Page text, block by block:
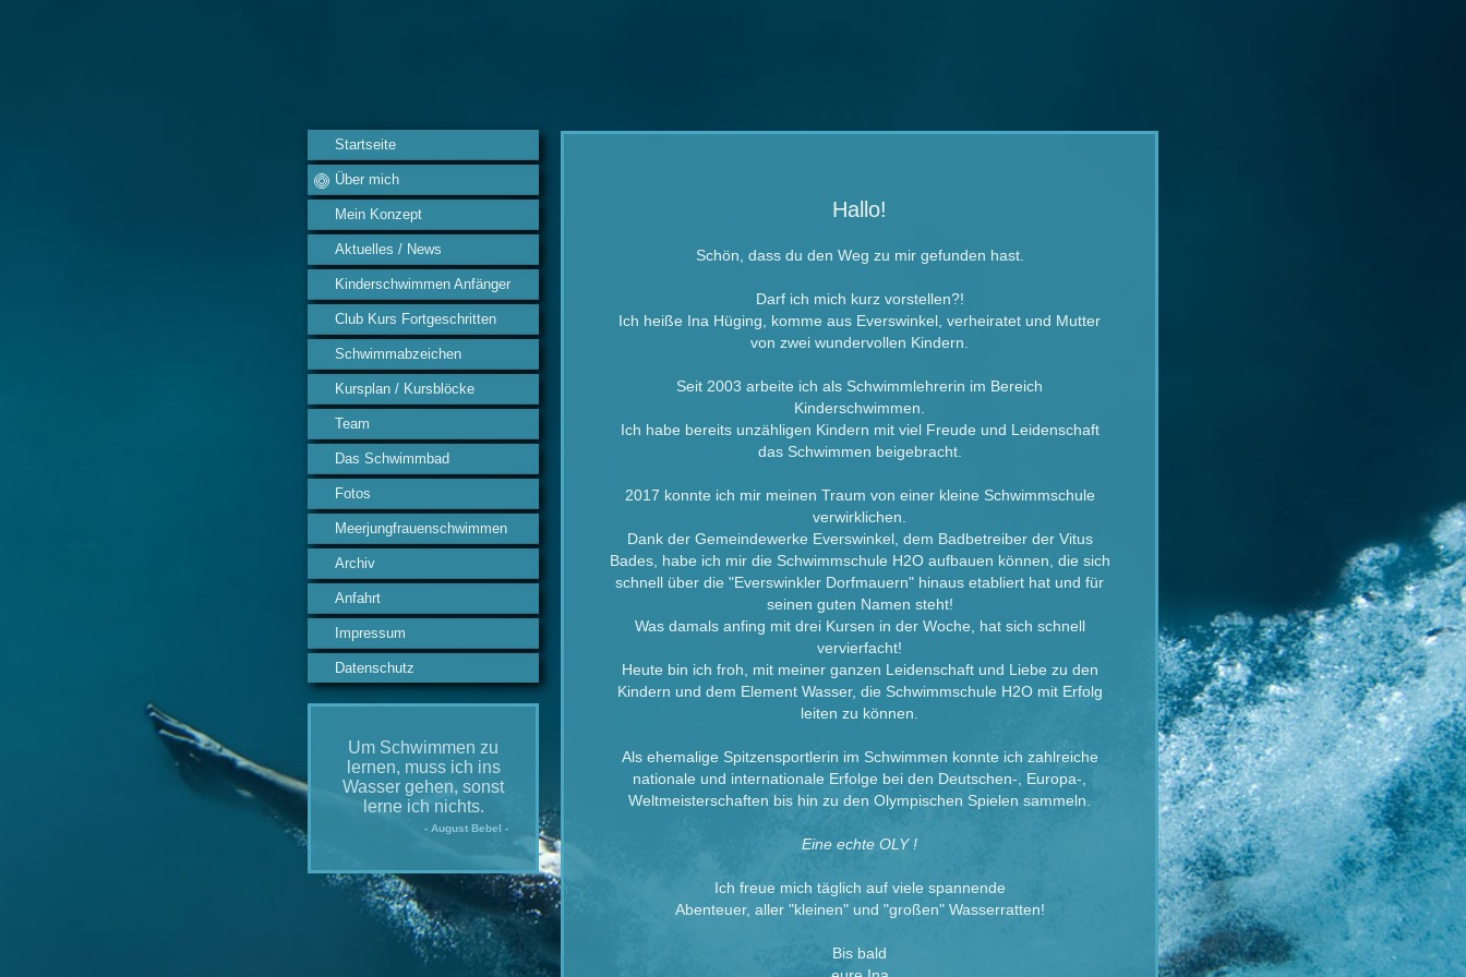
Startseite
Über mich
Mein Konzept
Aktuelles / News
Kinderschwimmen Anfänger
Club Kurs Fortgeschritten
Schwimmabzeichen
Kursplan / Kursblöcke
Team
Das Schwimmbad
Fotos
Meerjungfrauenschwimmen
Archiv
Anfahrt
Impressum
Datenschutz
Um Schwimmen zu
lernen, muss ich ins
Wasser gehen, sonst
lerne ich nichts.
- August Bebel -
Hallo!
Schön, dass du den Weg zu mir gefunden hast.
Darf ich mich kurz vorstellen?!
Ich heiße Ina Hüging, komme aus Everswinkel, verheiratet und Mutter
von zwei wundervollen Kindern.
Seit 2003 arbeite ich als Schwimmlehrerin im Bereich
Kinderschwimmen.
Ich habe bereits unzähligen Kindern mit viel Freude und Leidenschaft
das Schwimmen beigebracht.
2017 konnte ich mir meinen Traum von einer kleine Schwimmschule
verwirklichen.
Dank der Gemeindewerke Everswinkel, dem Badbetreiber der Vitus
Bades, habe ich mir die Schwimmschule H2O aufbauen können, die sich
schnell über die "Everswinkler Dorfmauern" hinaus etabliert hat und für
seinen guten Namen steht!
Was damals anfing mit drei Kursen in der Woche, hat sich schnell
vervierfacht!
Heute bin ich froh, mit meiner ganzen Leidenschaft und Liebe zu den
Kindern und dem Element Wasser, die Schwimmschule H2O mit Erfolg
leiten zu können.
Als ehemalige Spitzensportlerin im Schwimmen konnte ich zahlreiche
nationale und internationale Erfolge bei den Deutschen-, Europa-,
Weltmeisterschaften bis hin zu den Olympischen Spielen sammeln.
Eine echte OLY !
Ich freue mich täglich auf viele spannende
Abenteuer, aller "kleinen" und "großen" Wasserratten!
Bis bald